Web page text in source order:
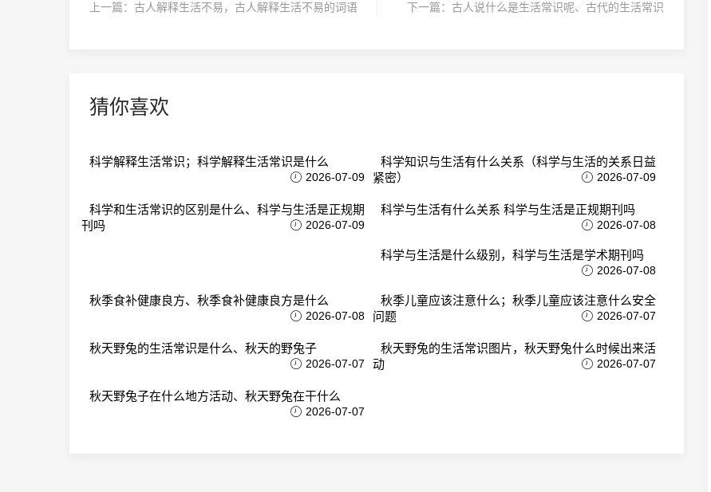
上一篇： 古人解释生活不易，古人解释生活不易的词语 下一篇： 古人说什么是生活常识呢、古代的生活常识
猜你喜欢
科学解释生活常识；科学解释生活常识是什么
2026-07-09
科学知识与生活有什么关系（科学与生活的关系日益
紧密）
2026-07-09
科学和生活常识的区别是什么、科学与生活是正规期
刊吗
2026-07-09
科学与生活有什么关系 科学与生活是正规期刊吗
2026-07-08
科学与生活是什么级别，科学与生活是学术期刊吗
2026-07-08
秋季食补健康良方、秋季食补健康良方是什么
2026-07-08
秋季儿童应该注意什么；秋季儿童应该注意什么安全
问题
2026-07-07
秋天野兔的生活常识是什么、秋天的野兔子
2026-07-07
秋天野兔的生活常识图片，秋天野兔什么时候出来活
动
2026-07-07
秋天野兔子在什么地方活动、秋天野兔在干什么
2026-07-07